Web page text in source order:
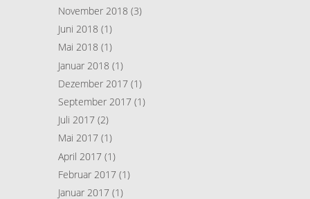
November 2018 (3)
Juni 2018 (1)
Mai 2018 (1)
Januar 2018 (1)
Dezember 2017 (1)
September 2017 (1)
Juli 2017 (2)
Mai 2017 (1)
April 2017 (1)
Februar 2017 (1)
Januar 2017 (1)